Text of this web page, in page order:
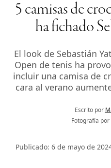
5 camisas de
ha fichado
El look de Sebastián
Open de tenis ha
incluir una camisa de
cara al verano
Escrito por
Fotografía
Publicado: 6 de mayo de